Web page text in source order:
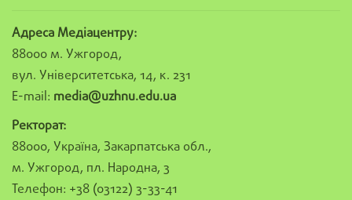
Адреса Медіацентру:
88000 м. Ужгород,
вул. Університетська, 14, к. 231
E-mail: media@uzhnu.edu.ua
Ректорат:
88000, Україна, Закарпатська обл.,
м. Ужгород, пл. Народна, 3
Телефон: +38 (03122) 3-33-41